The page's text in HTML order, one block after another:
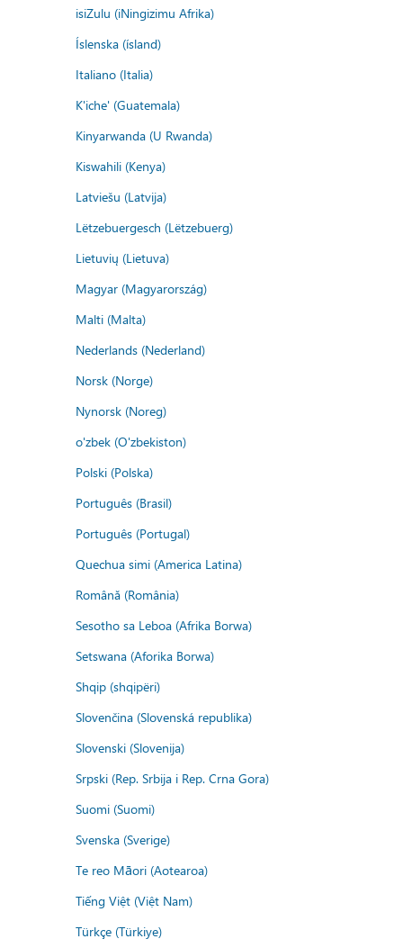
isiZulu (iNingizimu Afrika)
Íslenska (ísland)
Italiano (Italia)
K'iche' (Guatemala)
Kinyarwanda (U Rwanda)
Kiswahili (Kenya)
Latviešu (Latvija)
Lëtzebuergesch (Lëtzebuerg)
Lietuvių (Lietuva)
Magyar (Magyarország)
Malti (Malta)
Nederlands (Nederland)
Norsk (Norge)
Nynorsk (Noreg)
o'zbek (O'zbekiston)
Polski (Polska)
Português (Brasil)
Português (Portugal)
Quechua simi (America Latina)
Română (România)
Sesotho sa Leboa (Afrika Borwa)
Setswana (Aforika Borwa)
Shqip (shqipëri)
Slovenčina (Slovenská republika)
Slovenski (Slovenija)
Srpski (Rep. Srbija i Rep. Crna Gora)
Suomi (Suomi)
Svenska (Sverige)
Te reo Māori (Aotearoa)
Tiếng Việt (Việt Nam)
Türkçe (Türkiye)